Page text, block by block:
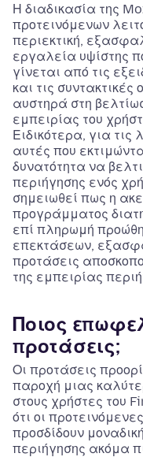
Η διαδικασία της
προτεινόμενων
περιεκτική,
εργαλεία υψίστης
γίνεται από τις
και τις
αυστηρά στη
εμπειρίας του
Ειδικότερα, για τις
αυτές που
δυνατότητα να
περιήγησης ενός
σημειωθεί πως η
προγράμματος
επί πληρωμή
επεκτάσεων,
προτάσεις
της εμπειρίας
Ποιος
προτάσεις;
Οι προτάσεις
παροχή μιας
στους χρήστες του
ότι οι
προσδίδουν
περιήγησης ακόμα